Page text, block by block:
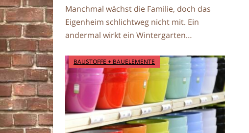
Manchmal wächst die Familie, doch das
Eigenheim schlichtweg nicht mit. Ein
andermal wirkt ein Wintergarten…
BAUSTOFFE + BAUELEMENTE